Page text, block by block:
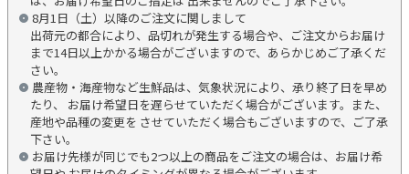
8月1日（土）以降のご注文に関しまして
出荷元の都合により、品切れが発生する場合や、ご注文からお届け
まで14日以上かかる場合がございますので、あらかじめご了承くだ
さい。
農産物・海産物など生鮮品は、気象状況により、承り終了日を早め
たり、 お届け希望日を遅らせていただく場合がございます。また、
産地や品種の変更を させていただく場合もございますので、ご了承
下さい。
お届け先様が同じでも2つ以上の商品をご注文の場合は、お届け希